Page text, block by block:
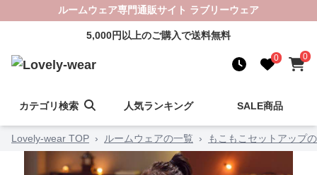
ルームウェア専門通販サイト ラブリーウェア
5,000円以上のご購入で送料無料
0 0
カテゴリ検索 人気ランキング SALE商品
Lovely-wear TOP › ルームウェアの一覧 › もこもこセットアップ